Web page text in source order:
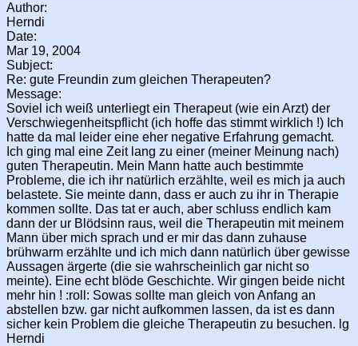
Author:
Herndi
Date:
Mar 19, 2004
Subject:
Re: gute Freundin zum gleichen Therapeuten?
Message:
Soviel ich weiß unterliegt ein Therapeut (wie ein Arzt) der
Verschwiegenheitspflicht (ich hoffe das stimmt wirklich !) Ich
hatte da mal leider eine eher negative Erfahrung gemacht.
Ich ging mal eine Zeit lang zu einer (meiner Meinung nach)
guten Therapeutin. Mein Mann hatte auch bestimmte
Probleme, die ich ihr natürlich erzählte, weil es mich ja auch
belastete. Sie meinte dann, dass er auch zu ihr in Therapie
kommen sollte. Das tat er auch, aber schluss endlich kam
dann der ur Blödsinn raus, weil die Therapeutin mit meinem
Mann über mich sprach und er mir das dann zuhause
brühwarm erzählte und ich mich dann natürlich über gewisse
Aussagen ärgerte (die sie wahrscheinlich gar nicht so
meinte). Eine echt blöde Geschichte. Wir gingen beide nicht
mehr hin ! :roll: Sowas sollte man gleich von Anfang an
abstellen bzw. gar nicht aufkommen lassen, da ist es dann
sicher kein Problem die gleiche Therapeutin zu besuchen. lg
Herndi